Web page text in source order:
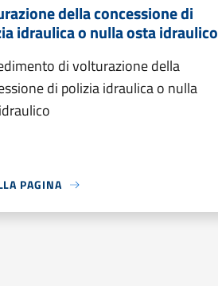
della concessione di
idraulica o nulla osta idraulico
di volturazione della
di polizia idraulica o nulla
PAGINA